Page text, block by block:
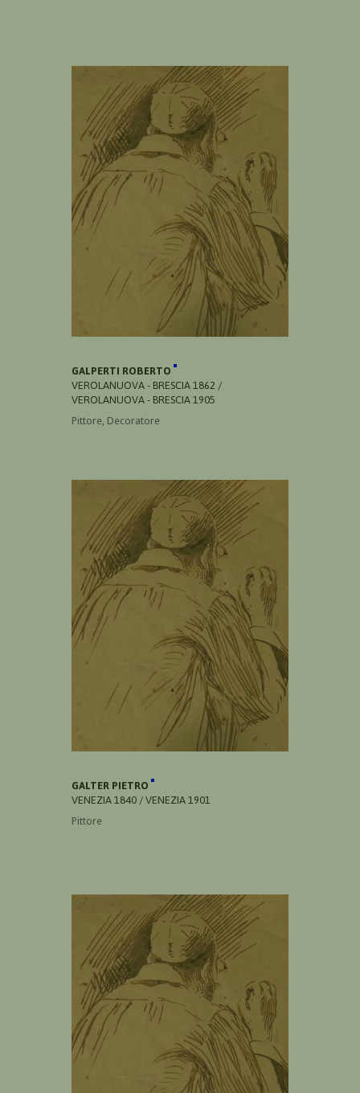
GALPERTI ROBERTO
VEROLANUOVA - BRESCIA 1862 /
VEROLANUOVA - BRESCIA 1905
Pittore, Decoratore
GALTER PIETRO
VENEZIA 1840 / VENEZIA 1901
Pittore